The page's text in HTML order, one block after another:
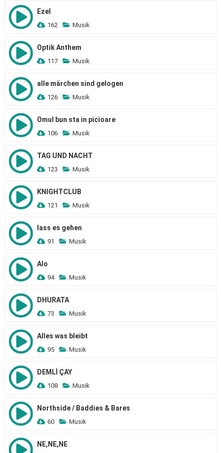
Ezel
162 Musik
Optik Anthem
117 Musik
alle märchen sind gelogen
126 Musik
Omul bun sta in picioare
106 Musik
TAG UND NACHT
123 Musik
KNIGHTCLUB
121 Musik
lass es gehen
91 Musik
Alo
94 Musik
DHURATA
73 Musik
Alles was bleibt
95 Musik
DEMLİ ÇAY
108 Musik
Northside / Baddies & Bares
60 Musik
NE,NE,NE